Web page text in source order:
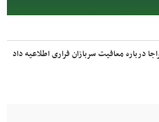
درباره معافیت سربازان فراری اطلاعیه داد